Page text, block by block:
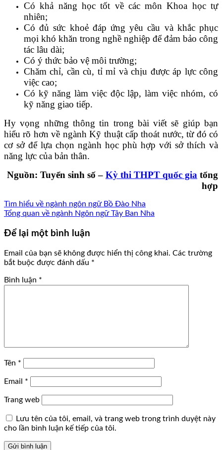
Có khả năng học tốt về các môn Khoa học tự
nhiên;
Có đủ sức khoẻ đáp ứng yêu cầu và khắc phục
mọi khó khăn trong nghề nghiệp để đảm bảo công
tác lâu dài;
Có ý thức bảo vệ môi trường;
Chăm chỉ, cần cù, tỉ mỉ và chịu được áp lực công
việc cao;
Có kỹ năng làm việc độc lập, làm việc nhóm, có
kỹ năng giao tiếp.
Hy vọng những thông tin trong bài viết sẽ giúp bạn
hiểu rõ hơn về ngành Kỹ thuật cấp thoát nước, từ đó có
cơ sở để lựa chọn ngành học phù hợp với sở thích và
năng lực của bản thân.
Nguồn: Tuyển sinh số – Kỳ thi THPT quốc gia tổng
hợp
Tìm hiểu về ngành ngôn ngữ Bồ Đào Nha
Tổng quan về ngành Ngôn ngữ Tây Ban Nha
Để lại một bình luận
Email của bạn sẽ không được hiển thị công khai. Các trường
bắt buộc được đánh dấu *
Bình luận *
Tên *
Email *
Trang web
Lưu tên của tôi, email, và trang web trong trình duyệt này
cho lần bình luận kế tiếp của tôi.